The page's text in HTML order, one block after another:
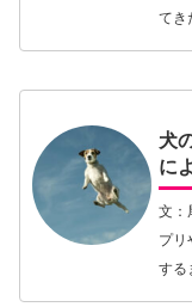
てき
れず
犬
に
文：
プリ
する
た。